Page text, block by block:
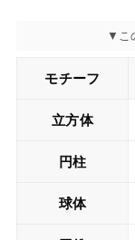
モチーフ
立方体
円柱
球体